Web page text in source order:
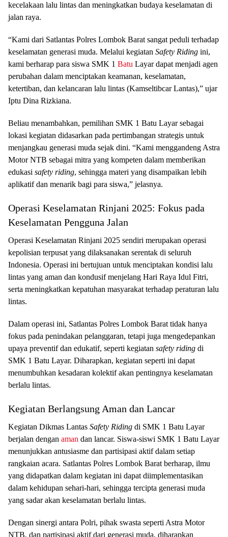
kecelakaan lalu lintas dan meningkatkan budaya keselamatan di
jalan raya.
“Kami dari Satlantas Polres Lombok Barat sangat peduli terhadap
keselamatan generasi muda. Melalui kegiatan Safety Riding ini,
kami berharap para siswa SMK 1 Batu Layar dapat menjadi agen
perubahan dalam menciptakan keamanan, keselamatan,
ketertiban, dan kelancaran lalu lintas (Kamseltibcar Lantas),” ujar
Iptu Dina Rizkiana.
Beliau menambahkan, pemilihan SMK 1 Batu Layar sebagai
lokasi kegiatan didasarkan pada pertimbangan strategis untuk
menjangkau generasi muda sejak dini. “Kami menggandeng Astra
Motor NTB sebagai mitra yang kompeten dalam memberikan
edukasi safety riding, sehingga materi yang disampaikan lebih
aplikatif dan menarik bagi para siswa,” jelasnya.
Operasi Keselamatan Rinjani 2025: Fokus pada
Keselamatan Pengguna Jalan
Operasi Keselamatan Rinjani 2025 sendiri merupakan operasi
kepolisian terpusat yang dilaksanakan serentak di seluruh
Indonesia. Operasi ini bertujuan untuk menciptakan kondisi lalu
lintas yang aman dan kondusif menjelang Hari Raya Idul Fitri,
serta meningkatkan kepatuhan masyarakat terhadap peraturan lalu
lintas.
Dalam operasi ini, Satlantas Polres Lombok Barat tidak hanya
fokus pada penindakan pelanggaran, tetapi juga mengedepankan
upaya preventif dan edukatif, seperti kegiatan safety riding di
SMK 1 Batu Layar. Diharapkan, kegiatan seperti ini dapat
menumbuhkan kesadaran kolektif akan pentingnya keselamatan
berlalu lintas.
Kegiatan Berlangsung Aman dan Lancar
Kegiatan Dikmas Lantas Safety Riding di SMK 1 Batu Layar
berjalan dengan aman dan lancar. Siswa-siswi SMK 1 Batu Layar
menunjukkan antusiasme dan partisipasi aktif dalam setiap
rangkaian acara. Satlantas Polres Lombok Barat berharap, ilmu
yang didapatkan dalam kegiatan ini dapat diimplementasikan
dalam kehidupan sehari-hari, sehingga tercipta generasi muda
yang sadar akan keselamatan berlalu lintas.
Dengan sinergi antara Polri, pihak swasta seperti Astra Motor
NTB, dan partisipasi aktif dari generasi muda, diharapkan